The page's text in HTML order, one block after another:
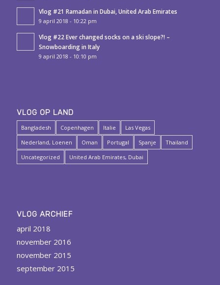
Vlog #21 Ramadan in Dubai, United Arab Emirates
9 april 2018 - 10:22 pm
Vlog #22 Ever changed socks on a ski slope?! –
Snowboarding in Italy
9 april 2018 - 10:10 pm
VLOG OP LAND
Bangladesh Copenhagen Italie
Las Vegas
Nederland, Loenen
Oman Portugal Spanje
Thailand
Uncategorized
United Arab Emirates, Dubai
VLOG ARCHIEF
april 2018
november 2016
november 2015
september 2015